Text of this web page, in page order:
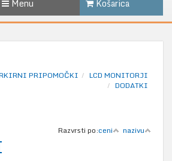
Menu Košarica
PRIPOMOČKI
LCD MONITORJI
DODATKI
Razvrsti po:ceni nazivu